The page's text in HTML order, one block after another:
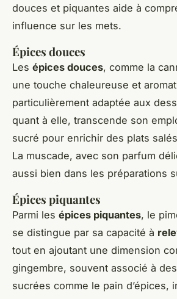
douces et piquantes aide à
influence sur les mets.
Épices douces
Les épices douces, comme la
une touche chaleureuse et
particulièrement adaptée aux
quant à elle, transcende son
sucré pour enrichir des plats
La muscade, avec son parfum
aussi bien dans les préparations
Épices piquantes
Parmi les épices piquantes, le
se distingue par sa capacité à
tout en ajoutant une dimension
gingembre, souvent associé à
sucrées comme le pain d’épices,